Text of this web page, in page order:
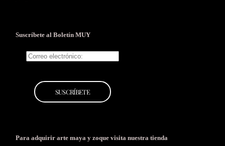
Suscríbete al Boletín MUY
Para adquirir arte maya y zoque visita nuestra tienda